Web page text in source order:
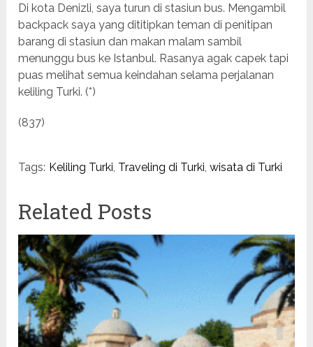
Di kota Denizli, saya turun di stasiun bus. Mengambil
backpack saya yang dititipkan teman di penitipan
barang di stasiun dan makan malam sambil
menunggu bus ke Istanbul. Rasanya agak capek tapi
puas melihat semua keindahan selama perjalanan
keliling Turki. (*)
(837)
Tags: Keliling Turki Traveling di Turki ,wisata di Turki
Related Posts